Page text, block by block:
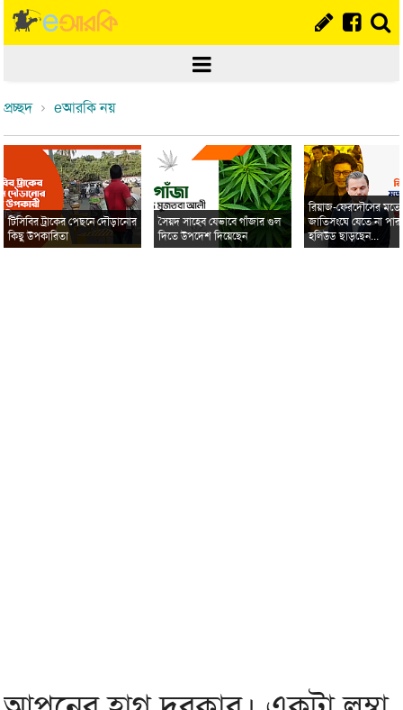
প্রচ্ছদ eআরকি নয়
টিসিবির ট্রাকের পেছনে দৌড়ানোর
কিছু উপকারিতা
সৈয়দ সাহেব যেভাবে গাঁজার গুল
দিতে উপদেশ দিয়েছেন
রিয়াজ-ফেরদৌসের মতো
জাতিসংঘে যেতে না
হলিউড ছাড়ছেন...